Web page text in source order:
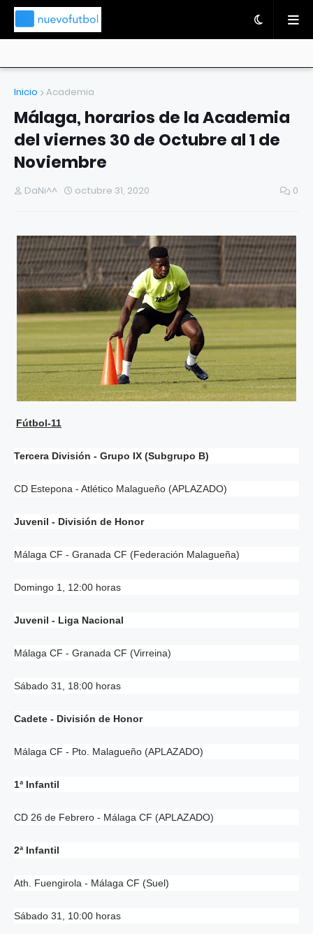
Inicio Academia
Málaga, horarios de la Academia
del viernes 30 de Octubre al 1 de
Noviembre
DaNi^^ octubre 31, 2020 0
Fútbol-11
Tercera División - Grupo IX (Subgrupo B)
CD Estepona - Atlético Malagueño (APLAZADO)
Juvenil - División de Honor
Málaga CF - Granada CF (Federación Malagueña)
Domingo 1, 12:00 horas
Juvenil - Liga Nacional
Málaga CF - Granada CF (Virreina)
Sábado 31, 18:00 horas
Cadete - División de Honor
Málaga CF - Pto. Malagueño (APLAZADO)
1ª Infantil
CD 26 de Febrero - Málaga CF (APLAZADO)
2ª Infantil
Ath. Fuengirola - Málaga CF (Suel)
Sábado 31, 10:00 horas